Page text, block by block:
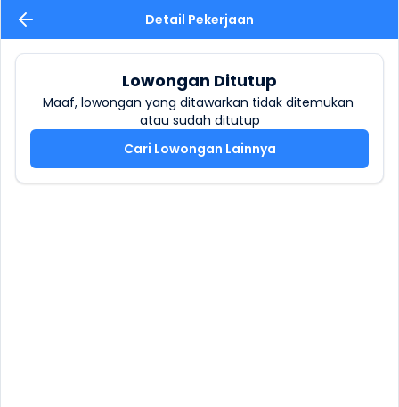
Detail Pekerjaan
Lowongan Ditutup
Maaf, lowongan yang ditawarkan tidak ditemukan
atau sudah ditutup
Cari Lowongan Lainnya